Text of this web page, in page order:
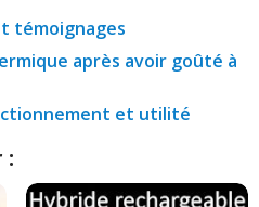
témoignages
après avoir goûté à
et utilité
: